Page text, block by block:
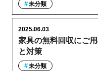
未分類
家具の無料回収にご
と対策
2025.06.03
未分類